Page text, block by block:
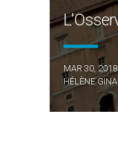
MAR 30,
HÉLÈNE